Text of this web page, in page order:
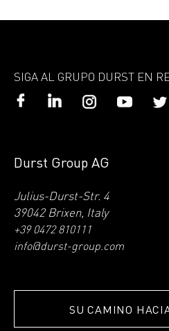
SIGA AL GRUPO DURST EN
Durst Group AG
Julius-Durst-Str. 4
39042 Brixen, Italy
+39 0472 810111
info@durst-group.com
SU CAMINO